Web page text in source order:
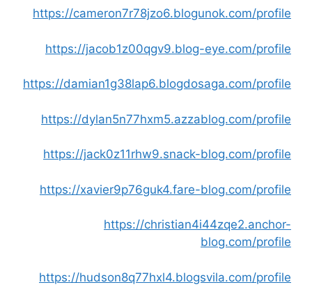
https://cameron7r78jzo6.blogunok.com/profile
https://jacob1z00qgv9.blog-eye.com/profile
https://damian1g38lap6.blogdosaga.com/profile
https://dylan5n77hxm5.azzablog.com/profile
https://jack0z11rhw9.snack-blog.com/profile
https://xavier9p76guk4.fare-blog.com/profile
https://christian4i44zqe2.anchor-
blog.com/profile
https://hudson8q77hxl4.blogsvila.com/profile